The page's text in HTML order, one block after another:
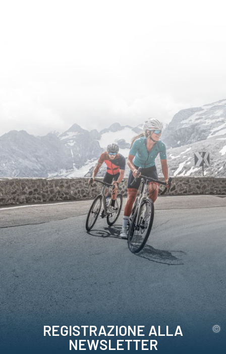
REGISTRAZIONE ALLA
NEWSLETTER